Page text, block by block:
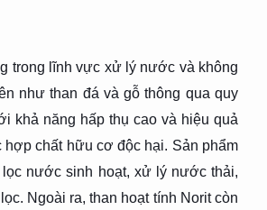
trong lĩnh vực xử lý nước và không
như than đá và gỗ thông qua quy
khả năng hấp thụ cao và hiệu quả
hợp chất hữu cơ độc hại. Sản phẩm
nước sinh hoạt, xử lý nước thải,
Ngoài ra, than hoạt tính Norit còn